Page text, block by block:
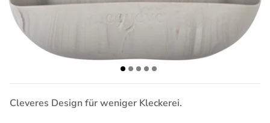
Cleveres Design für weniger Kleckerei.